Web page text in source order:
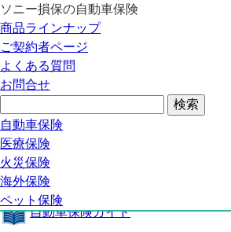
ソニー損保の自動車保険
商品ラインナップ
ご契約者ページ
よくある質問
お問合せ
自動車保険
医療保険
火災保険
海外保険
ペット保険
自動車保険トップ
商品の特長
補償内容
自動車保険ガイド
お客様の満足・不満の声
自動車保険トップ
商品の特長
補償内容
自動車保険ガイド